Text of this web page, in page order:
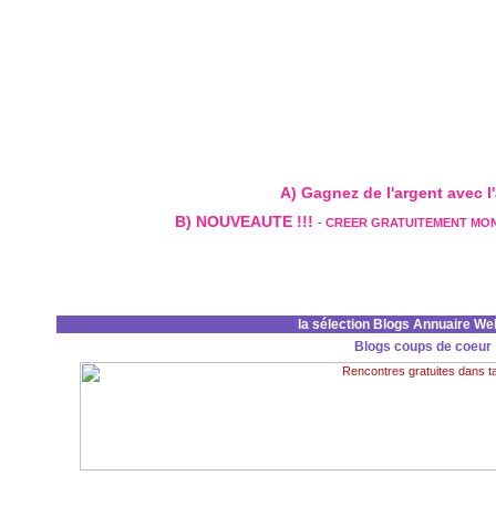
A) Gagnez de l'argent avec
B) NOUVEAUTE !!! - CREER GRATUITEMENT
la sélection Blogs Annuaire
Blogs coups de coeur